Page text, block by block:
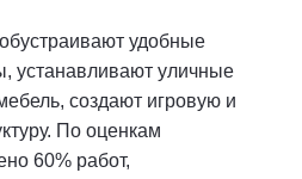
удобные
устанавливают уличные
создают игровую и
По оценкам
60% работ,